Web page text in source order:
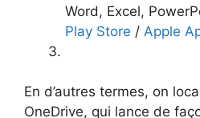
Word, Excel,
Play Store / Apple
En d’autres termes, on
OneDrive, qui lance de